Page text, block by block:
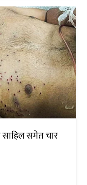
समेत चार